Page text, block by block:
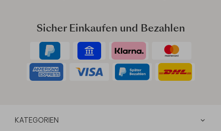
Sicher Einkaufen und Bezahlen
KATEGORIEN